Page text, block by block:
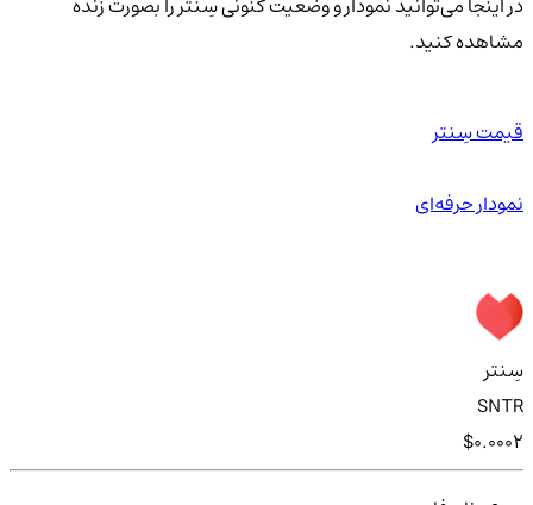
مشاهده کنید.
قیمت سِنتر
نمودار حرفه‌ای
سِنتر
SNTR
$0.0002